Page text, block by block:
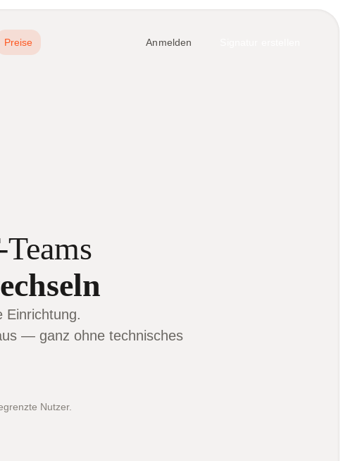
Preise Anmelden
Einrichtung.
— ganz ohne technisches
Nutzer.